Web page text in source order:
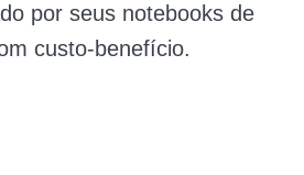
por seus notebooks de
custo-benefício.